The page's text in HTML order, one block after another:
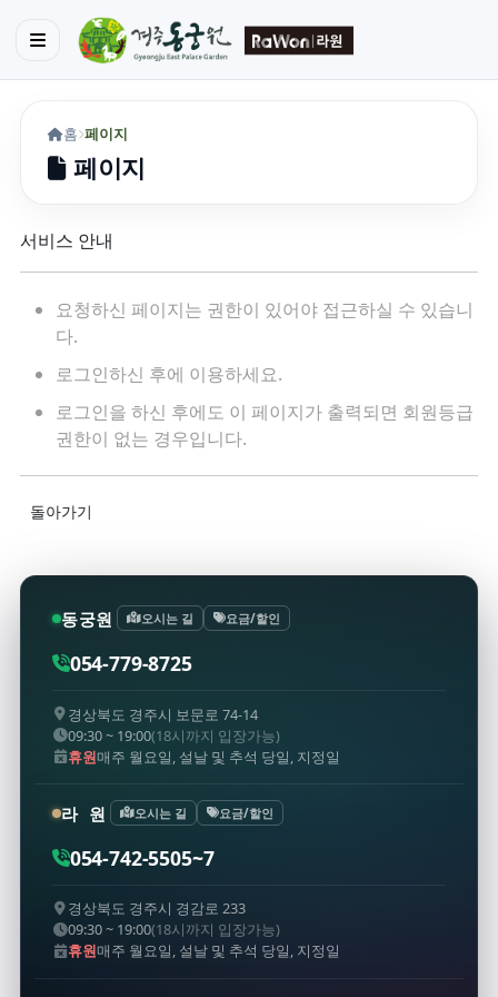
홈 페이지
페이지
서비스 안내
요청하신 페이지는 권한이 있어야 접근하실 수 있습니
다.
로그인하신 후에 이용하세요.
로그인을 하신 후에도 이 페이지가 출력되면 회원등급
권한이 없는 경우입니다.
동궁원 오시는 길 요금/할인
054-779-8725
경상북도 경주시 보문로 74-14
09:30 ~ 19:00(18시까지 입장가능)
휴원매주 월요일, 설날 및 추석 당일, 지정일
라 원 오시는 길 요금/할인
054-742-5505~7
경상북도 경주시 경감로 233
09:30 ~ 19:00(18시까지 입장가능)
휴원매주 월요일, 설날 및 추석 당일, 지정일